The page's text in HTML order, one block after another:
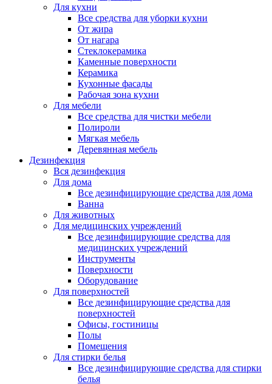
Для кухни
Все средства для уборки кухни
От жира
От нагара
Стеклокерамика
Каменные поверхности
Керамика
Кухонные фасады
Рабочая зона кухни
Для мебели
Все средства для чистки мебели
Полироли
Мягкая мебель
Деревянная мебель
Дезинфекция
Вся дезинфекция
Для дома
Все дезинфицирующие средства для дома
Ванна
Для животных
Для медицинских учреждений
Все дезинфицирующие средства для
медицинских учреждений
Инструменты
Поверхности
Оборудование
Для поверхностей
Все дезинфицирующие средства для
поверхностей
Офисы, гостиницы
Полы
Помещения
Для стирки белья
Все дезинфицирующие средства для стирки
белья